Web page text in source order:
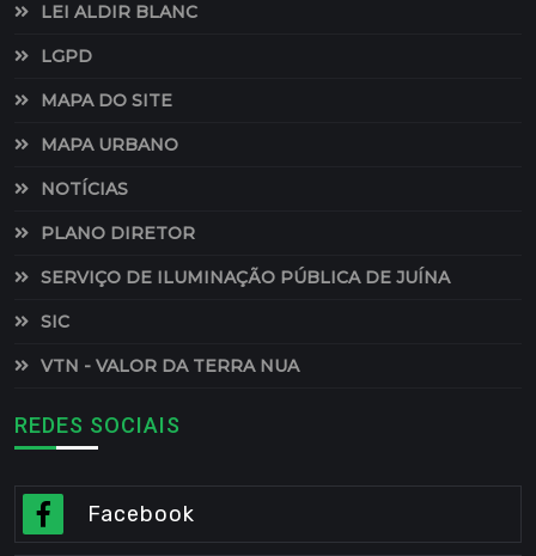
LEI ALDIR BLANC
LGPD
MAPA DO SITE
MAPA URBANO
NOTÍCIAS
PLANO DIRETOR
SERVIÇO DE ILUMINAÇÃO PÚBLICA DE JUÍNA
SIC
VTN - VALOR DA TERRA NUA
REDES SOCIAIS
Facebook